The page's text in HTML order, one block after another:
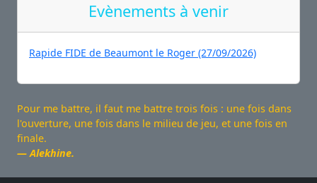
Evènements à venir
Rapide FIDE de Beaumont le Roger (27/09/2026)
Pour me battre, il faut me battre trois fois : une fois dans
l'ouverture, une fois dans le milieu de jeu, et une fois en
finale.
Alekhine.